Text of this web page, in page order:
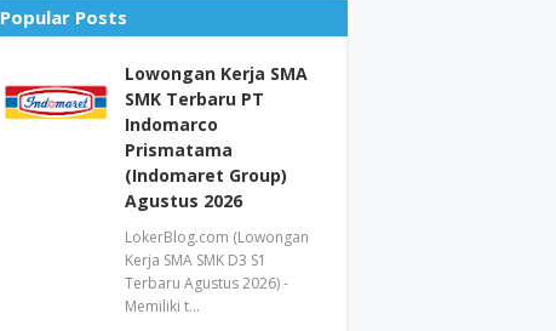
Popular Posts
Lowongan Kerja SMA
SMK Terbaru PT
Indomarco
Prismatama
(Indomaret Group)
Agustus 2026
LokerBlog.com (Lowongan
Kerja SMA SMK D3 S1
Terbaru Agustus 2026) -
Memiliki t…